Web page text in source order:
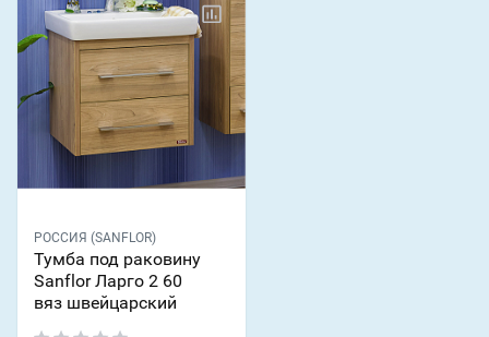
РОССИЯ (SANFLOR)
Тумба под раковину
Sanflor Ларго 2 60
вяз швейцарский